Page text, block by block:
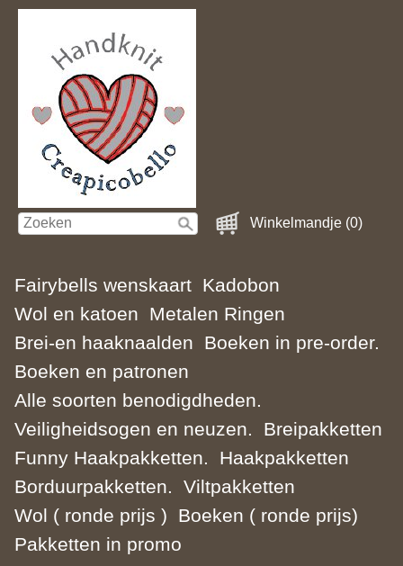
Winkelmandje (0)
Fairybells wenskaart Kadobon
Wol en katoen
Metalen Ringen
Brei-en haaknaalden
Boeken in pre-order.
Boeken en patronen
Alle soorten benodigdheden.
Veiligheidsogen en neuzen.
Breipakketten
Funny Haakpakketten.
Haakpakketten
Borduurpakketten.
Viltpakketten
Wol ( ronde prijs )
Boeken ( ronde prijs)
Pakketten in promo